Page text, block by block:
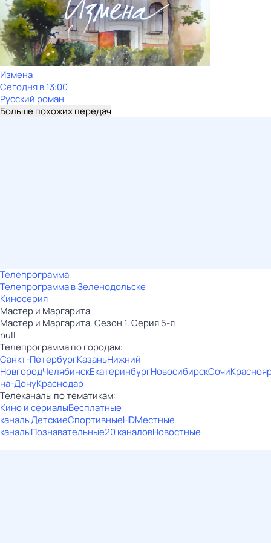
Измена
Сегодня в 13:00
Русский роман
Больше похожих передач
Телепрограмма
Телепрограмма в Зеленодольске
Киносерия
Мастер и Маргарита
Мастер и Маргарита. Сезон 1. Серия 5-я
null
Телепрограмма по городам:
Санкт-ПетербургКазаньНижний
НовгородЧелябинскЕкатеринбургНовосибирскСочи
на-ДонуКраснодар
Телеканалы по тематикам:
Кино и сериалыБесплатные
каналыДетскиеСпортивныеHDМестные
каналыПознавательные20 каналовНовостные